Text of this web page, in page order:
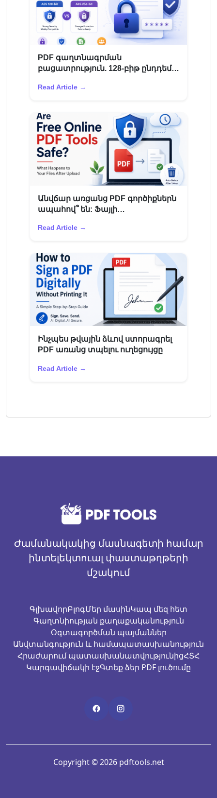
PDF գաղտնագրման
բացատրություն. 128-բիթ ընդդեմ
Read Article →
Անվճար առցանց PDF գործիքներն
ապահով՞ են: Ֆայլի
Read Article →
Ինչպես թվային ձևով ստորագրել
PDF առանց տպելու ուղեցույցը
Read Article →
Ժամանակակից մասնագետի համար
ինտելեկտուալ փաստաթղթերի
մշակում
ԳլխավորԲլոգՄեր մասինԿապ մեզ հետ
Գաղտնիության քաղաքականություն
Օգտագործման պայմաններ
Անվտանգություն և համապատասխանություն
Հրաժարում պատասխանատվությունիցՀՏՀ
Կարգավիճակի էջԳտեք ձեր PDF լուծումը
Copyright © 2026 pdftools.net